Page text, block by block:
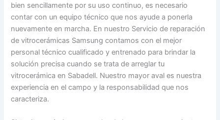
bien sencillamente por su uso continuo, es necesario
contar con un equipo técnico que nos ayude a ponerla
nuevamente en marcha. En nuestro Servicio de reparación
de vitrocerámicas Samsung contamos con el mejor
personal técnico cualificado y entrenado para brindar la
solución precisa cuando se trata de arreglar tu
vitrocerámica en Sabadell. Nuestro mayor aval es nuestra
experiencia en el campo y la responsabilidad que nos
caracteriza.